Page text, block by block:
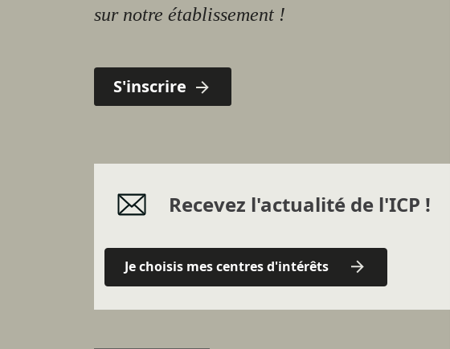
sur notre établissement !
S'inscrire
Recevez l'actualité de l'ICP !
Je choisis mes centres d'intérêts